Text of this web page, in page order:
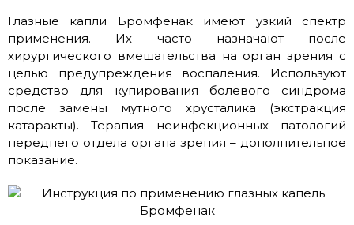
Глазные капли Бромфенак имеют узкий спектр
применения. Их часто назначают после
хирургического вмешательства на орган зрения с
целью предупреждения воспаления. Используют
средство для купирования болевого синдрома
после замены мутного хрусталика (экстракция
катаракты). Терапия неинфекционных патологий
переднего отдела органа зрения – дополнительное
показание.